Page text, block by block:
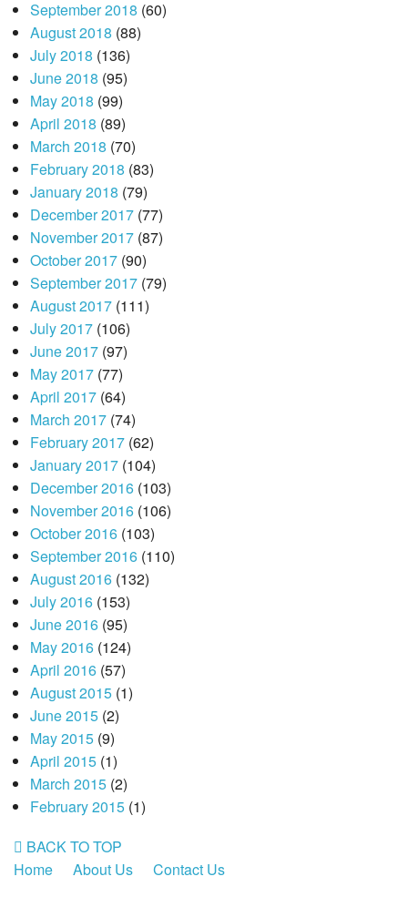
September 2018 (60)
August 2018 (88)
July 2018 (136)
June 2018 (95)
May 2018 (99)
April 2018 (89)
March 2018 (70)
February 2018 (83)
January 2018 (79)
December 2017(77)
November 2017(87)
October 2017(90)
September 2017(79)
August 2017(111)
July 2017(106)
June 2017(97)
May 2017(77)
April 2017(64)
March 2017(74)
February 2017(62)
January 2017(104)
December 2016(103)
November 2016(106)
October 2016(103)
September 2016(110)
August 2016(132)
July 2016(153)
June 2016(95)
May 2016(124)
April 2016(57)
August 2015(1)
June 2015(2)
May 2015(9)
April 2015(1)
March 2015(2)
February 2015(1)
BACK TO TOP
Home
About Us
Contact Us